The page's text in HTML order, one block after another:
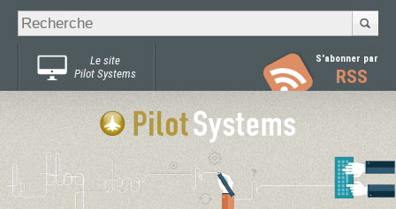
Chercher par
Recherche
avancée…
Le site
Pilot Systems
S'abonner par
RSS